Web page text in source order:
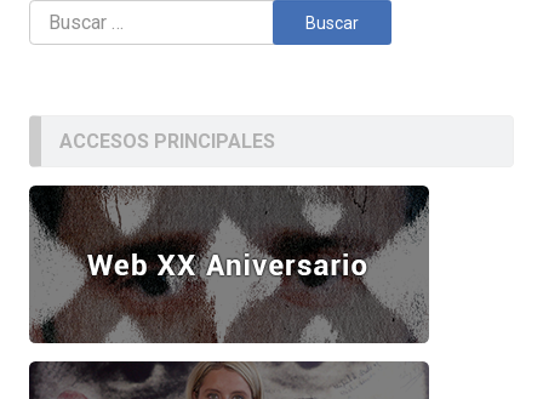
Buscar:
ACCESOS PRINCIPALES